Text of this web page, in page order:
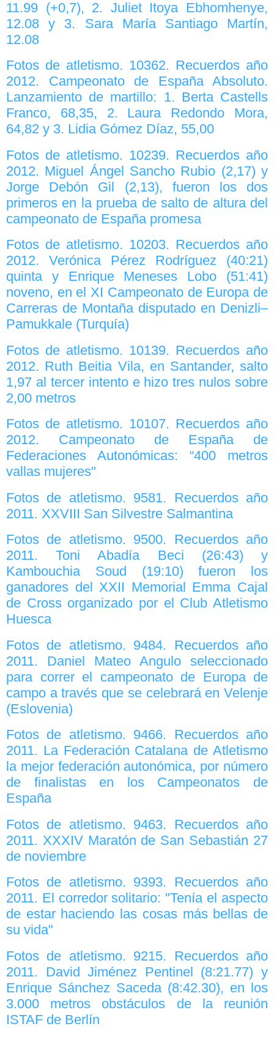
11.99 (+0,7), 2. Juliet Itoya Ebhomhenye,
12.08 y 3. Sara María Santiago Martín,
12.08
Fotos de atletismo. 10362. Recuerdos año
2012. Campeonato de España Absoluto.
Lanzamiento de martillo: 1. Berta Castells
Franco, 68,35, 2. Laura Redondo Mora,
64,82 y 3. Lidia Gómez Díaz, 55,00
Fotos de atletismo. 10239. Recuerdos año
2012. Miguel Ángel Sancho Rubio (2,17) y
Jorge Debón Gil (2,13), fueron los dos
primeros en la prueba de salto de altura del
campeonato de España promesa
Fotos de atletismo. 10203. Recuerdos año
2012. Verónica Pérez Rodríguez (40:21)
quinta y Enrique Meneses Lobo (51:41)
noveno, en el XI Campeonato de Europa de
Carreras de Montaña disputado en Denizli–
Pamukkale (Turquía)
Fotos de atletismo. 10139. Recuerdos año
2012. Ruth Beitia Vila, en Santander, salto
1,97 al tercer intento e hizo tres nulos sobre
2,00 metros
Fotos de atletismo. 10107. Recuerdos año
2012. Campeonato de España de
Federaciones Autonómicas: “400 metros
vallas mujeres"
Fotos de atletismo. 9581. Recuerdos año
2011. XXVIII San Silvestre Salmantina
Fotos de atletismo. 9500. Recuerdos año
2011. Toni Abadía Beci (26:43) y
Kambouchia Soud (19:10) fueron los
ganadores del XXII Memorial Emma Cajal
de Cross organizado por el Club Atletismo
Huesca
Fotos de atletismo. 9484. Recuerdos año
2011. Daniel Mateo Angulo seleccionado
para correr el campeonato de Europa de
campo a través que se celebrará en Velenje
(Eslovenia)
Fotos de atletismo. 9466. Recuerdos año
2011. La Federación Catalana de Atletismo
la mejor federación autonómica, por número
de finalistas en los Campeonatos de
España
Fotos de atletismo. 9463. Recuerdos año
2011. XXXIV Maratón de San Sebastián 27
de noviembre
Fotos de atletismo. 9393. Recuerdos año
2011. El corredor solitario: "Tenía el aspecto
de estar haciendo las cosas más bellas de
su vida"
Fotos de atletismo. 9215. Recuerdos año
2011. David Jiménez Pentinel (8:21.77) y
Enrique Sánchez Saceda (8:42.30), en los
3.000 metros obstáculos de la reunión
ISTAF de Berlín